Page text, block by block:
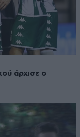
άρχισε ο